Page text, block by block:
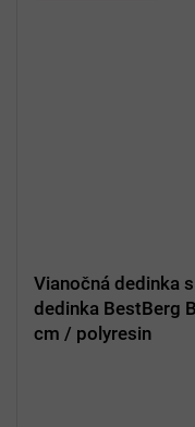
Vianočná dedinka
dedinka BestBerg
cm / polyresin